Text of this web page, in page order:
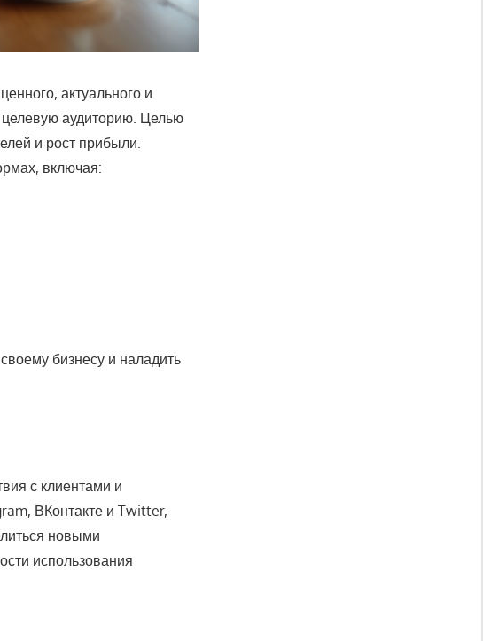
актуального и
целевую аудиторию. Целью
и рост прибыли.
включая:
бизнесу и наладить
с клиентами и
ВКонтакте и Twitter,
новыми
использования